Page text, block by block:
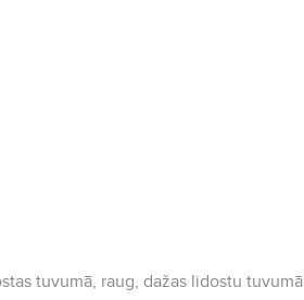
tuvumā, raug, dažas lidostu tuvumā